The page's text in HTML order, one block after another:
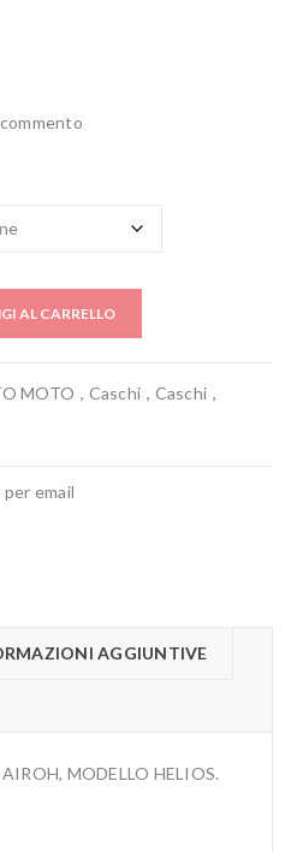
AL CARRELLO
MOTO , Caschi , Caschi ,
per email
AGGIUNTIVE
MODELLO HELIOS.